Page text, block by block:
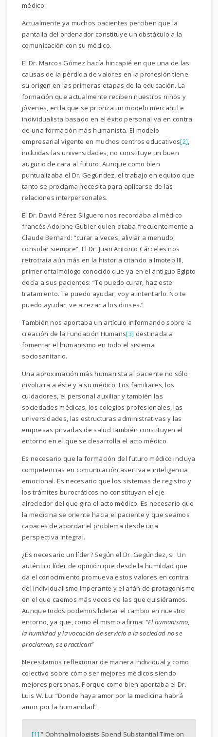
médico.
Actualmente ya muchos pacientes perciben que la
pantalla del ordenador constituye un obstáculo a la
comunicación con su médico.
El Dr. Marcos Gómez hacía hincapié en que una de las
causas de la pérdida de valores en la profesión tiene
su origen en las primeras etapas de la educación. La
formación que actualmente reciben nuestros niños y
jóvenes, en la que se prioriza un modelo mercantil e
individualista basado en el éxito personal va en contra
de una formación más humanista. El modelo
empresarial vigente en muchos centros educativos[2],
incluidas las universidades, no constituye un buen
augurio de cara al futuro. Aunque como bien
puntualizaba el Dr. Gegúndez, el trabajo en equipo que
tanto se proclama necesita para aplicarse de las
relaciones interpersonales.
El Dr. David Pérez Silguero nos recordaba al médico
francés Adolphe Gubler quien citaba frecuentemente a
Claude Bernard: “curar a veces, aliviar a menudo,
consolar siempre”. El Dr. Juan Antonio Cárceles nos
retrotraía aún más en la historia citando a Imotep III,
primer oftalmólogo conocido que ya en el antiguo Egipto
decía a sus pacientes: “Te puedo curar, haz este
tratamiento. Te puedo ayudar, voy a intentarlo. No te
puedo ayudar, ve a rezar a los dioses.”
También nos aportaba un artículo informando sobre la
creación de la Fundación Humans[3] destinada a
fomentar el humanismo en todo el sistema
sociosanitario.
Una aproximación más humanista al paciente no sólo
involucra a éste y a su médico. Los familiares, los
cuidadores, el personal auxiliar y también las
sociedades médicas, los colegios profesionales, las
universidades, las estructuras administrativas y las
empresas privadas de salud también constituyen el
entorno en el que se desarrolla el acto médico.
Es necesario que la formación del futuro médico incluya
competencias en comunicación asertiva e inteligencia
emocional. Es necesario que los sistemas de registro y
los trámites burocráticos no constituyan el eje
alrededor del que gira el acto médico. Es necesario que
la medicina se oriente hacia el paciente y que seamos
capaces de abordar el problema desde una
perspectiva integral.
¿Es necesario un líder? Según el Dr. Gegúndez, si. Un
auténtico líder de opinión que desde la humildad que
da el conocimiento promueva estos valores en contra
del individualismo imperante y el afán de protagonismo
en el que caemos más veces de las que quisiéramos.
Aunque todos podemos liderar el cambio en nuestro
entorno, ya que, como él mismo afirma: “El humanismo,
la humildad y la vocación de servicio a la sociedad no se
proclaman, se practican”
Necesitamos reflexionar de manera individual y como
colectivo sobre cómo ser mejores médicos siendo
mejores personas. Porque como bien aportaba el Dr.
Luis W. Lu: “Donde haya amor por la medicina habrá
amor por la humanidad”.
[1] “ Ophthalmologists Spend Substantial Time on